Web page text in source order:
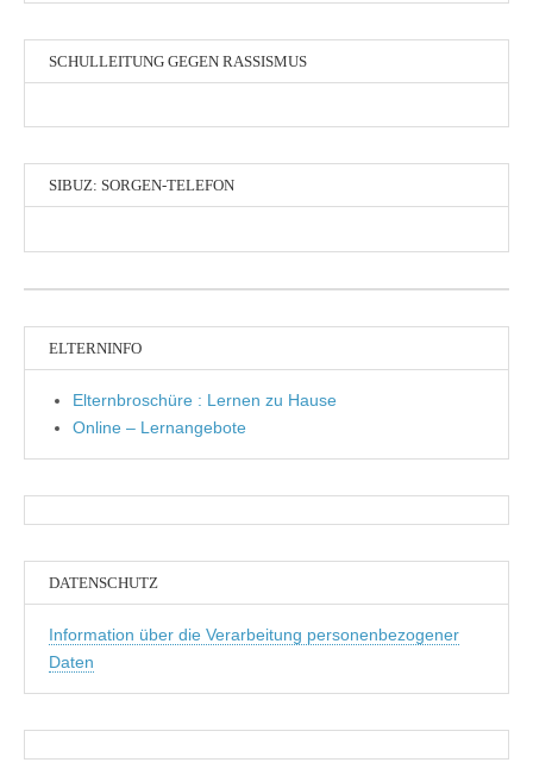
SCHULLEITUNG GEGEN RASSISMUS
SIBUZ: SORGEN-TELEFON
ELTERNINFO
Elternbroschüre : Lernen zu Hause
Online – Lernangebote
DATENSCHUTZ
Information über die Verarbeitung personenbezogener
Daten